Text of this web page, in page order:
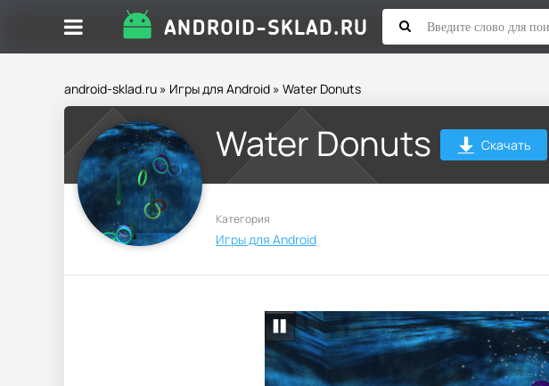
android-sklad.ru » Игры для Android » Water Donuts
Water Donuts Скачать
Категория
Игры для Android